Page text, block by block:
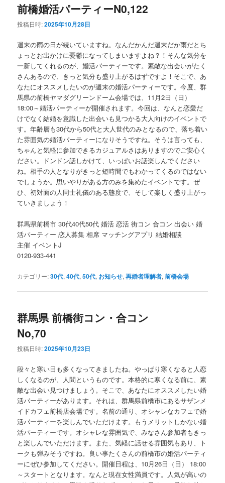
前橋婚活パーティーN0,122
投稿日時:2025年10月28日
週末の雨の日が続いていますね。なんだかんだ週末だか雨だとち
ょっとお出かけに憂鬱になってしまいますよね？！そんな気分を
一新してくれるのが、婚活パーティーです。素敵な出会いがたく
さんあるので、きっと気分も盛り上がるはずですよ！そこで、あ
なたにオススメしたいのが週末の婚活パーティーです。今度、群
馬県の前橋ヤマダグリーンドーム会場では、11月2日（日）
18:00～婚活パーティーが開催されます。今回は、なんと恋愛だ
けでなく結婚を意識した出会いも見つかる大人向けのイベントで
す。年齢層も30代から50代と大人世代のみとなるので、落ち着い
た雰囲気の婚活パーティーになりそうですね。そうは言っても、
ちゃんと気軽に参加できるカジュアルさはありますのでご安心く
ださい。ドンドン話しかけて、いっぱいお話楽しんでください
ね。相手の人となりがきっと短時間でもわかってくるのではない
でしょうか。思いやりがある方のみを集めたイベントです。ぜ
ひ、初対面の人同士礼儀のある態度で、そして楽しく盛り上がっ
ていきましょう！
群馬県前橋市 30代40代50代 婚活 恋活 街コン 合コン 出会い 婚
活パーティー 恋人募集 相席 マッチングアプリ 結婚相談
主催 イベントJ
0120-933-441
カテゴリー:30代,40代,50代, お知らせ,再婚者理解者,前橋会場
群馬県 前橋街コン・合コン
No,70
投稿日時:2025年10月23日
段々と寒い日も多くなってきましたね。やっぱり寒くなると人恋
しくなるのが、人間というものです。本格的に寒くなる前に、素
敵な出会い見つけましょう。そこで、あなたにオススメしたい婚
活パーティーがあります。それは、群馬県前橋市にあるサザンメ
イドカフェ前橋店会場です。名前の通り、オシャレなカフェで婚
活パーティーを楽しんでいただけます。もうメリットしかない婚
活パーティーです。オシャレな雰囲気で、みなさん参加者もきっ
と楽しんでいただけます。また、気軽に話せる雰囲気もあり、ト
ークも弾みそうですね。良い事たくさんの前橋市の婚活パーティ
ーにぜひ参加してください。開催日程は、10月26日（日） 18:00
～スタートとなります。なんと現在女性満員です。人気が高いの